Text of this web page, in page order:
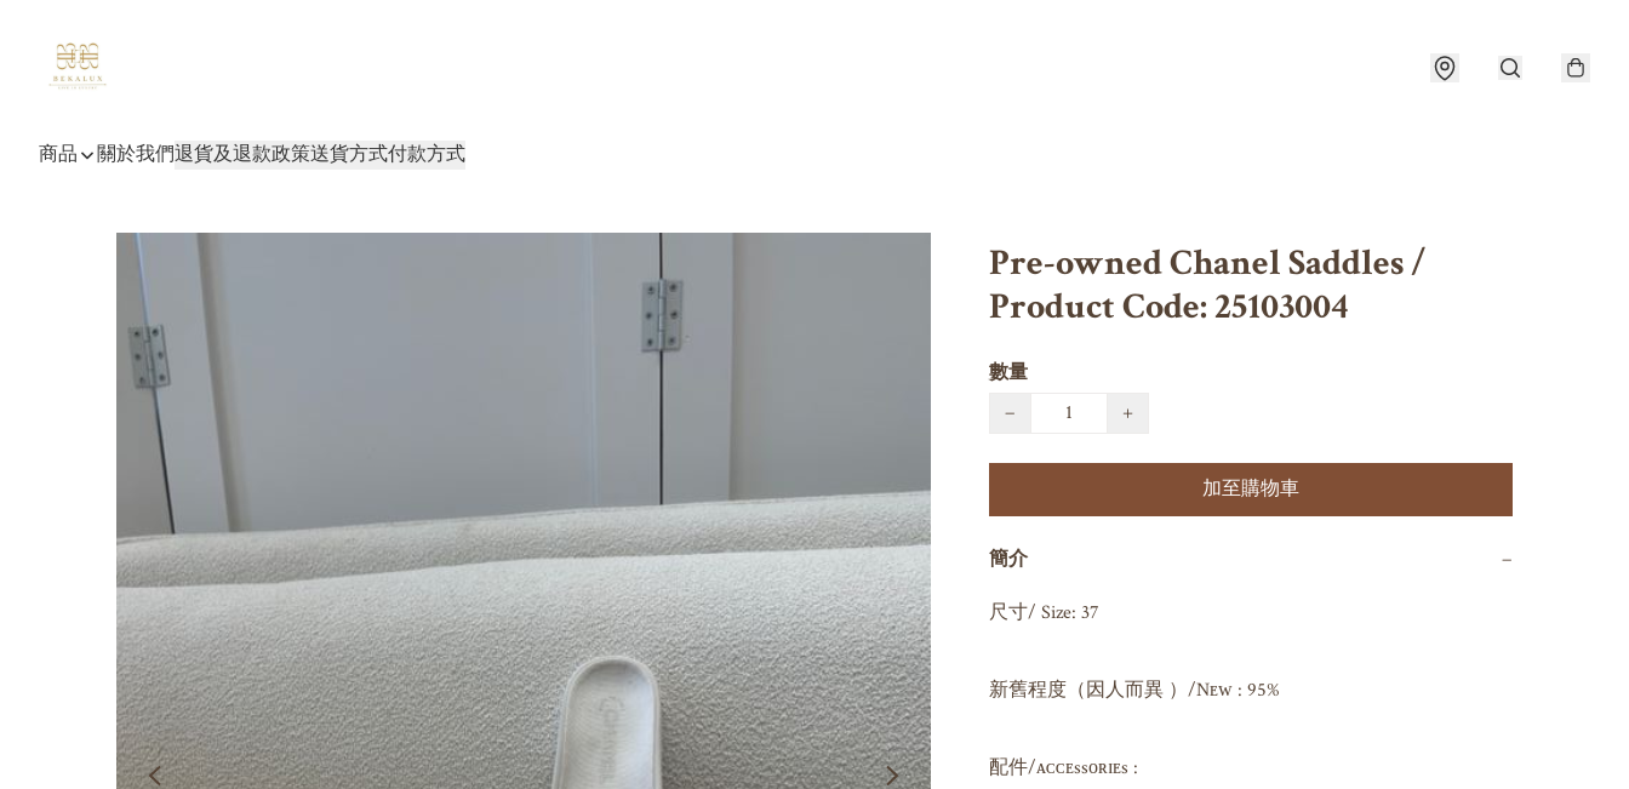
商品 關於我們退貨及退款政策送貨方式付款方式
Pre-owned Chanel Saddles /
Product Code: 25103004
數量
−
+
加至購物車
簡介 −
尺寸/ Size: 37
新舊程度（因人而異 ）/Nᴇᴡ : 95%
配件/ᴀᴄᴄᴇssᴏʀɪᴇs :